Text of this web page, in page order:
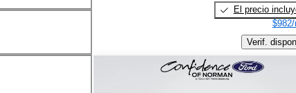
El precio
Verif.